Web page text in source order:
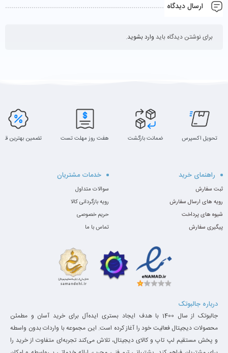
ارسال دیدگاه
برای نوشتن دیدگاه باید وارد بشوید.
تحویل اکسپرس ضمانت بازگشت هفت روز مهلت تست تضمین بهترین
راهنمای خرید
ثبت سفارش
رویه های ارسال سفارش
شیوه های پرداخت
پیگیری سفارش
خدمات مشتریان
سوالات متداول
رویه بازگردانی کالا
حریم خصوصی
تماس با ما
درباره جالبوتک
جالبوتک از سال 1400 با هدف ایجاد بستری ایده‌آل برای خرید آسان و مطمئن
محصولات دیجیتال فعالیت خود را آغاز کرده است. این مجموعه با واردات بدون واسطه
و پخش مستقیم لپ تاپ و کالای دیجیتال، تلاش می‌کند تجربه‌ای متفاوت از خرید را